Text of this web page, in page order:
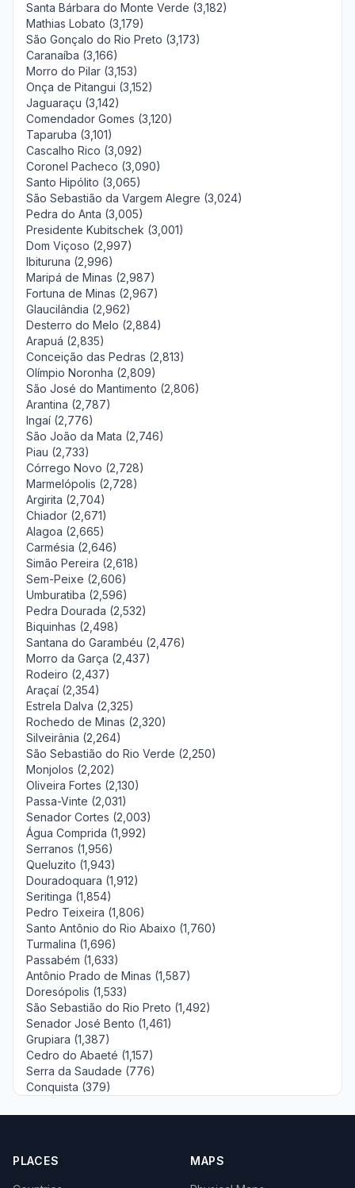
Santa Bárbara do Monte Verde (3,182)
Mathias Lobato (3,179)
São Gonçalo do Rio Preto (3,173)
Caranaíba (3,166)
Morro do Pilar (3,153)
Onça de Pitangui (3,152)
Jaguaraçu (3,142)
Comendador Gomes (3,120)
Taparuba (3,101)
Cascalho Rico (3,092)
Coronel Pacheco (3,090)
Santo Hipólito (3,065)
São Sebastião da Vargem Alegre (3,024)
Pedra do Anta (3,005)
Presidente Kubitschek (3,001)
Dom Viçoso (2,997)
Ibituruna (2,996)
Maripá de Minas (2,987)
Fortuna de Minas (2,967)
Glaucilândia (2,962)
Desterro do Melo (2,884)
Arapuá (2,835)
Conceição das Pedras (2,813)
Olímpio Noronha (2,809)
São José do Mantimento (2,806)
Arantina (2,787)
Ingaí (2,776)
São João da Mata (2,746)
Piau (2,733)
Córrego Novo (2,728)
Marmelópolis (2,728)
Argirita (2,704)
Chiador (2,671)
Alagoa (2,665)
Carmésia (2,646)
Simão Pereira (2,618)
Sem-Peixe (2,606)
Umburatiba (2,596)
Pedra Dourada (2,532)
Biquinhas (2,498)
Santana do Garambéu (2,476)
Morro da Garça (2,437)
Rodeiro (2,437)
Araçaí (2,354)
Estrela Dalva (2,325)
Rochedo de Minas (2,320)
Silveirânia (2,264)
São Sebastião do Rio Verde (2,250)
Monjolos (2,202)
Oliveira Fortes (2,130)
Passa-Vinte (2,031)
Senador Cortes (2,003)
Água Comprida (1,992)
Serranos (1,956)
Queluzito (1,943)
Douradoquara (1,912)
Seritinga (1,854)
Pedro Teixeira (1,806)
Santo Antônio do Rio Abaixo (1,760)
Turmalina (1,696)
Passabém (1,633)
Antônio Prado de Minas (1,587)
Doresópolis (1,533)
São Sebastião do Rio Preto (1,492)
Senador José Bento (1,461)
Grupiara (1,387)
Cedro do Abaeté (1,157)
Serra da Saudade (776)
Conquista (379)
PLACES MAPS